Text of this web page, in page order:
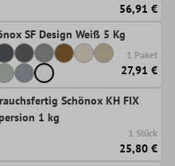
56,91 €
SF Design Weiß 5 Kg
1 Paket
27,91 €
Schönox KH FIX
1 kg
1 Stück
25,80 €